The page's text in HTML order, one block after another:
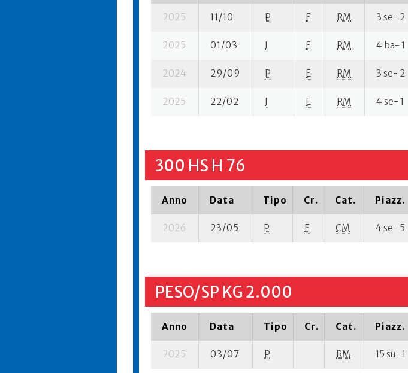
2025 11/10 P E RM 3 se- 2
2025 01/03 I E RM 4 ba- 1
2024 29/09 P E RM 3 se- 2
2025 22/02 I E RM 4 se- 1
300 HS H 76
Anno Data Tipo Cr. Cat. Piazz.
2026 23/05 P E CM 4 se- 5
PESO/SP KG 2.000
Anno Data Tipo Cr. Cat. Piazz.
2025 03/07 P RM 15 su- 1